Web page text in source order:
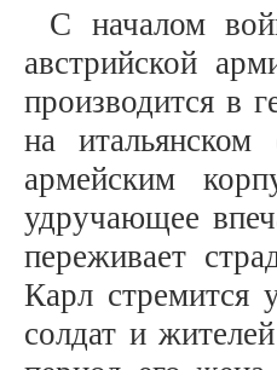
С началом
австрийской
производится в
на
армейским
удручающее
переживает
Карл стремится
солдат и